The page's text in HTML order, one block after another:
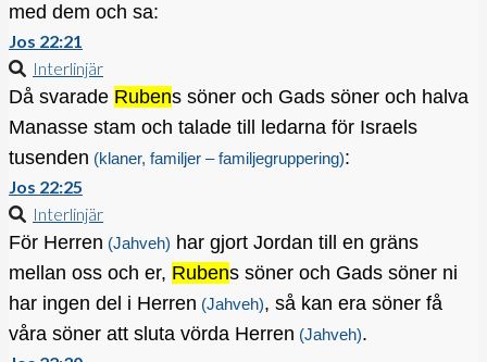
med dem och sa:
Jos 22:21
Interlinjär
Då svarade Rubens söner och Gads söner och halva
Manasse stam och talade till ledarna för Israels
tusenden (klaner, familjer – familjegruppering):
Jos 22:25
Interlinjär
För Herren (Jahveh) har gjort Jordan till en gräns
mellan oss och er, Rubens söner och Gads söner ni
har ingen del i Herren (Jahveh), så kan era söner få
våra söner att sluta vörda Herren (Jahveh).